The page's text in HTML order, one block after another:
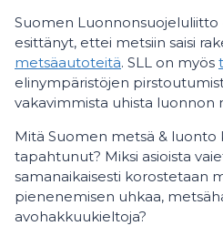
Suomen Luonnonsuojeluliitto
esittänyt, ettei metsiin saisi
metsäautoteitä. SLL on myös
elinympäristöjen
vakavimmista uhista luonnon
Mitä Suomen metsä & luonto
tapahtunut? Miksi asioista
samanaikaisesti korostetaan
pienenemisen uhkaa,
avohakkuukieltoja?